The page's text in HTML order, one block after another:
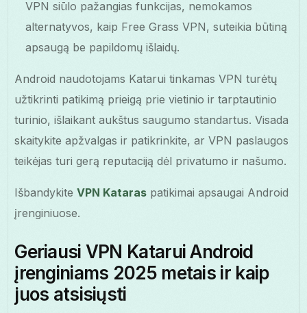
VPN siūlo pažangias funkcijas, nemokamos
alternatyvos, kaip Free Grass VPN, suteikia būtiną
apsaugą be papildomų išlaidų.
Android naudotojams Katarui tinkamas VPN turėtų
užtikrinti patikimą prieigą prie vietinio ir tarptautinio
turinio, išlaikant aukštus saugumo standartus. Visada
skaitykite apžvalgas ir patikrinkite, ar VPN paslaugos
teikėjas turi gerą reputaciją dėl privatumo ir našumo.
IšbandykiteVPN Kataras patikimai apsaugai Android
įrenginiuose.
Geriausi VPN Katarui Android
įrenginiams 2025 metais ir kaip
juos atsisiųsti